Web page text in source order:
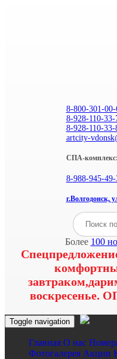
8-800-301-00-
8-928-110-33-
8-928-110-33-
artcity-
СПА-комплекс:
8-988-945-49-
г.Волгодонск,
Более 100
Toggle navigation
Главная O нас
Фотогалерея Акции